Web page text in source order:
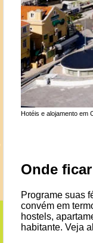
Hotéis e alojamento em
Onde
Programe suas
convém em
hostels,
habitante. Veja